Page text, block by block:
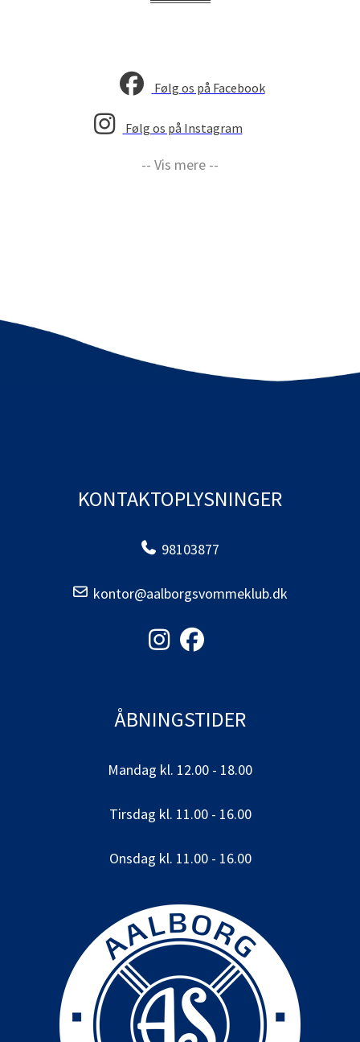
Følg os på Facebook
Følg os på Instagram
-- Vis mere --
KONTAKTOPLYSNINGER
98103877
kontor@aalborgsvommeklub.dk
ÅBNINGSTIDER
Mandag kl. 12.00 - 18.00
Tirsdag kl. 11.00 - 16.00
Onsdag kl. 11.00 - 16.00